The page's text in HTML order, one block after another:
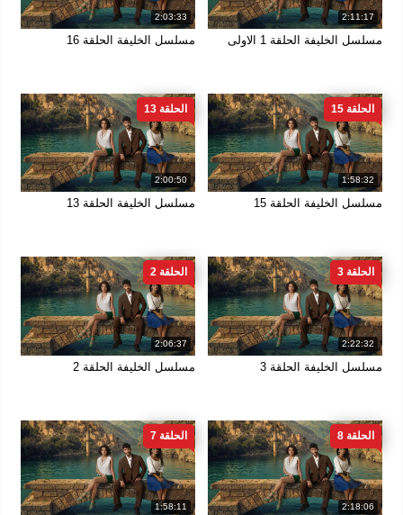
2:11:17
مسلسل الخليفة الحلقة 1 الاولى
2:03:33
مسلسل الخليفة الحلقة 16
1:58:32
الحلقة 15
مسلسل الخليفة الحلقة 15
2:00:50
الحلقة 13
مسلسل الخليفة الحلقة 13
2:22:32
الحلقة 3
مسلسل الخليفة الحلقة 3
2:06:37
الحلقة 2
مسلسل الخليفة الحلقة 2
2:18:06
الحلقة 8
1:58:11
الحلقة 7